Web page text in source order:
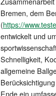
Bremen, dem
(https://
entwickelt und
Schnelligkeit,
allgemeine
Ende ein